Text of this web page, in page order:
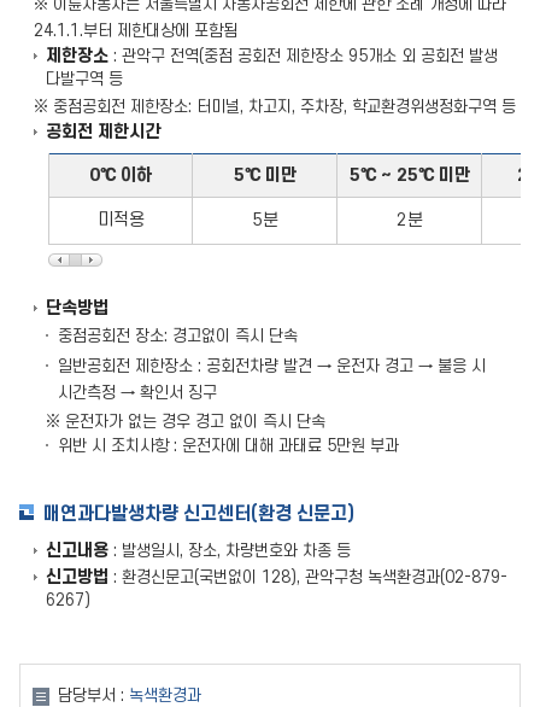
※ 이륜자동차는 서울특별시 자동차공회전 제한에 관한 조례 개정에 따라
24.1.1.부터 제한대상에 포함됨
제한장소 : 관악구 전역(중점 공회전 제한장소 95개소 외 공회전 발생
다발구역 등
※ 중점공회전 제한장소: 터미널, 차고지, 주차장, 학교환경위생정화구역 등
공회전 제한시간
0℃ 이하 5℃ 미만 5℃ ~ 25℃ 미만
미적용 5분 2분
단속방법
중점공회전 장소: 경고없이 즉시 단속
일반공회전 제한장소 : 공회전차량 발견 → 운전자 경고 → 불응 시
시간측정 → 확인서 징구
※ 운전자가 없는 경우 경고 없이 즉시 단속
위반 시 조치사항 : 운전자에 대해 과태료 5만원 부과
매연과다발생차량 신고센터(환경 신문고)
신고내용 : 발생일시, 장소, 차량번호와 차종 등
신고방법 : 환경신문고(국번없이 128), 관악구청 녹색환경과(02-879-
6267)
담당부서 : 녹색환경과